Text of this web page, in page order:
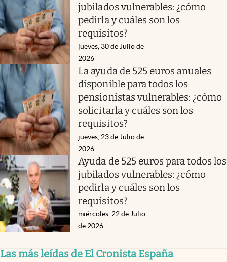
jubilados vulnerables: ¿cómo
pedirla y cuáles son los
requisitos?
jueves, 30 de Julio de
2026
La ayuda de 525 euros anuales
disponible para todos los
pensionistas vulnerables: ¿cómo
solicitarla y cuáles son los
requisitos?
jueves, 23 de Julio de
2026
Ayuda de 525 euros para todos los
jubilados vulnerables: ¿cómo
pedirla y cuáles son los
requisitos?
miércoles, 22 de Julio
de 2026
Las más leídas de El Cronista España